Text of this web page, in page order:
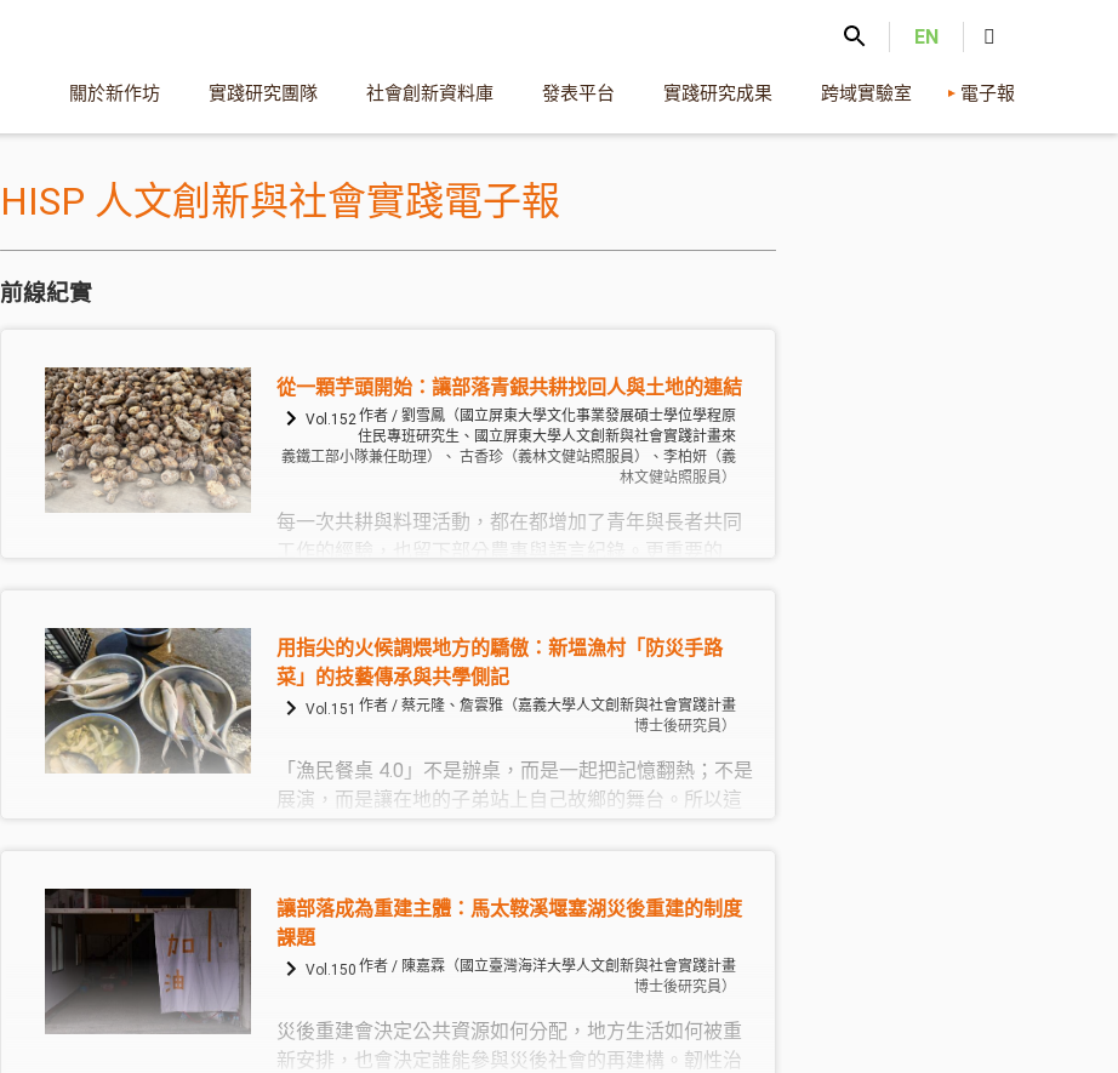
關於新作坊 實踐研究團隊 社會創新資料庫 發表平台 實踐研究成果 跨域實驗室 電子報
EN
HISP 人文創新與社會實踐電子報
前線紀實
從一顆芋頭開始：讓部落青銀共耕找回人與土地的連結
Vol.152作者 / 劉雪鳳（國立屏東大學文化事業發展碩士學位學程原
住民專班研究生、國立屏東大學人文創新與社會實踐計畫來
義鐵工部小隊兼任助理）、 古香珍（義林文健站照服員）、李柏妍（義
林文健站照服員）
每一次共耕與料理活動，都在都增加了青年與長者共同
工作的經驗，也留下部分農事與語言紀錄。更重要的
此，一顆看似平凡的芋頭，卻具備串連農耕、生態、飲
食、語言、歌謠、祭儀與照顧的潛力。但真正使這些關
係得以延續的，不是芋頭本身，而是族人在土地上反覆
用指尖的火候調煨地方的驕傲：新塭漁村「防災手路
菜」的技藝傳承與共學側記
Vol.151 作者 / 蔡元隆、詹雲雅（嘉義大學人文創新與社會實踐計畫
博士後研究員）
「漁民餐桌 4.0」不是辦桌，而是一起把記憶翻熱；不是
展演，而是讓在地的子弟站上自己故鄉的舞台。所以這
區，技藝留給下一代，情感也留在彼此心上；每一次翻
鍋鏟、遞調羹，都是對地方的一次次告白。
讓部落成為重建主體：馬太鞍溪堰塞湖災後重建的制度
課題
Vol.150 作者 / 陳嘉霖（國立臺灣海洋大學人文創新與社會實踐計畫
博士後研究員）
災後重建會決定公共資源如何分配，地方生活如何被重
新安排，也會決定誰能參與災後社會的再建構。韌性治